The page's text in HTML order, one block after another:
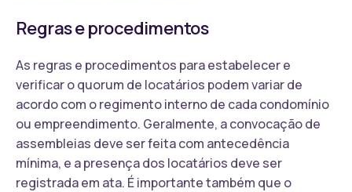
Regras e procedimentos
As regras e procedimentos para estabelecer e
verificar o quorum de locatários podem variar de
acordo com o regimento interno de cada condomínio
ou empreendimento. Geralmente, a convocação de
assembleias deve ser feita com antecedência
mínima, e a presença dos locatários deve ser
registrada em ata. É importante também que o